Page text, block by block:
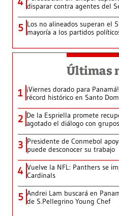
disparar contra agentes del
5 Los no alineados superan el
mayoría a los partidos
Últimas
1 ¡Viernes dorado para
récord histórico en Santo
2 De la Espriella promete
agotado el diálogo con
3 Presidente de Conmebol
puede desconocer su trabajo
4 Vuelve la NFL: Panthers se
Cardinals
5 Andrei Lam buscará en
de S.Pellegrino Young Chef